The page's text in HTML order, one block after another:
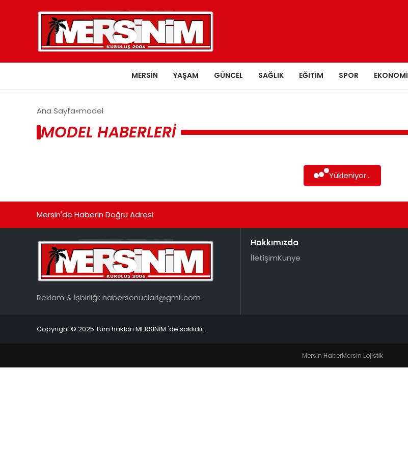
MERSIN YAŞAM GÜNCEL SAĞLIK EĞITIM SPOR EKONOMI
Ana Sayfa model
MODEL HABERLERI
Yükleniyor...
Mersin'de Haberin Doğru Adresi
Reklam & İşbirliği: habersonuclari@gmil.com
Hakkımızda
İletişimKünye
Copyright © 2025 Tüm hakları MERSİNİM 'de saklıdır.
Mersin HaberMersin Lojistik